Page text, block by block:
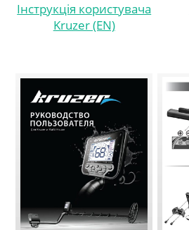
Інструкція користувача
Kruzer (EN)